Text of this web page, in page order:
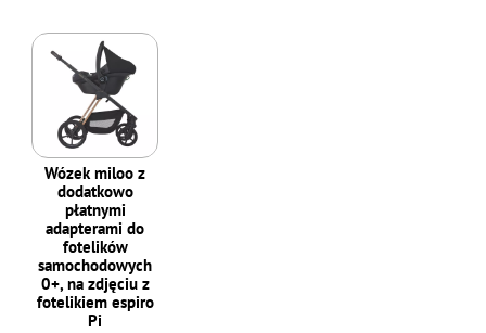
Wózek miloo z
dodatkowo
płatnymi
adapterami do
fotelików
samochodowych
0+, na zdjęciu z
fotelikiem espiro
Pi